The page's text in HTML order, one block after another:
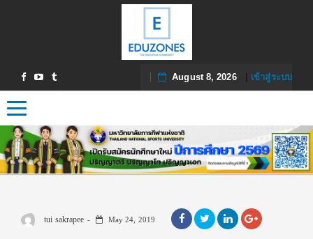
August 8, 2026| เข้าสู่ระบบ
Toggle navigation
tui sakrapee May 24, 2019